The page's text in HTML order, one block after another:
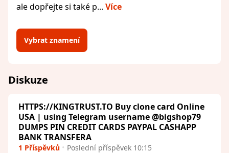
ale dopřejte si také p... Více
Vybrat znamení
Diskuze
HTTPS://KINGTRUST.TO Buy clone card Online
USA | using Telegram username @bigshop79
DUMPS PIN CREDIT CARDS PAYPAL CASHAPP
BANK TRANSFERA
1 Příspěvků Poslední příspěvek 10:15